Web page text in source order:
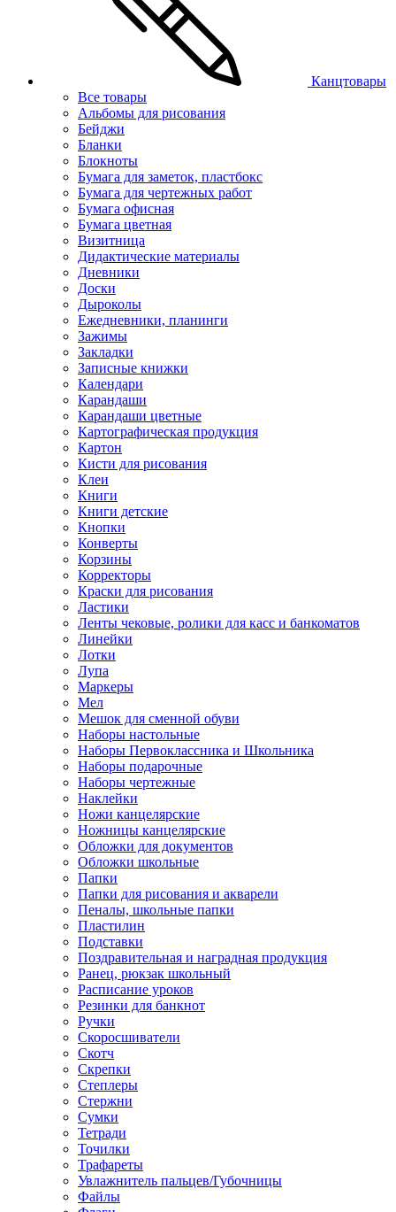
Канцтовары
Все товары
Альбомы для рисования
Бейджи
Бланки
Блокноты
Бумага для заметок, пластбокс
Бумага для чертежных работ
Бумага офисная
Бумага цветная
Визитница
Дидактические материалы
Дневники
Доски
Дыроколы
Ежедневники, планинги
Зажимы
Закладки
Записные книжки
Календари
Карандаши
Карандаши цветные
Картографическая продукция
Картон
Кисти для рисования
Клеи
Книги
Книги детские
Кнопки
Конверты
Корзины
Корректоры
Краски для рисования
Ластики
Ленты чековые, ролики для касс и банкоматов
Линейки
Лотки
Лупа
Маркеры
Мел
Мешок для сменной обуви
Наборы настольные
Наборы Первоклассника и Школьника
Наборы подарочные
Наборы чертежные
Наклейки
Ножи канцелярские
Ножницы канцелярские
Обложки для документов
Обложки школьные
Папки
Папки для рисования и акварели
Пеналы, школьные папки
Пластилин
Подставки
Поздравительная и наградная продукция
Ранец, рюкзак школьный
Расписание уроков
Резинки для банкнот
Ручки
Скоросшиватели
Скотч
Скрепки
Степлеры
Стержни
Сумки
Тетради
Точилки
Трафареты
Увлажнитель пальцев/Губочницы
Файлы